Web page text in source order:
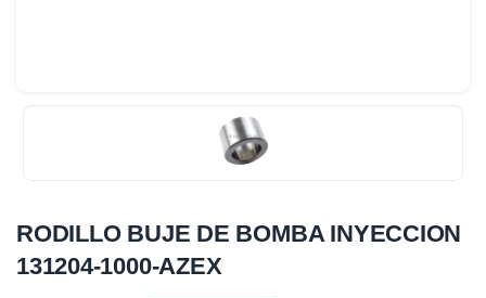
RODILLO BUJE DE BOMBA INYECCION
131204-1000-AZEX